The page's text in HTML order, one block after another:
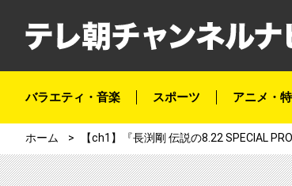
バラエティ・音楽 スポーツ アニメ・
ホーム